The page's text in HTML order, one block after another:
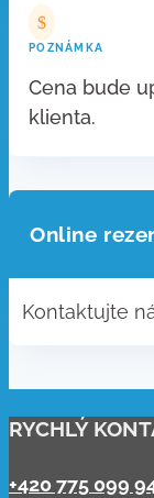
$
POZNÁMKA
Cena bude
klienta.
Online
Kontaktujte
RYCHLÝ
+420 775 099